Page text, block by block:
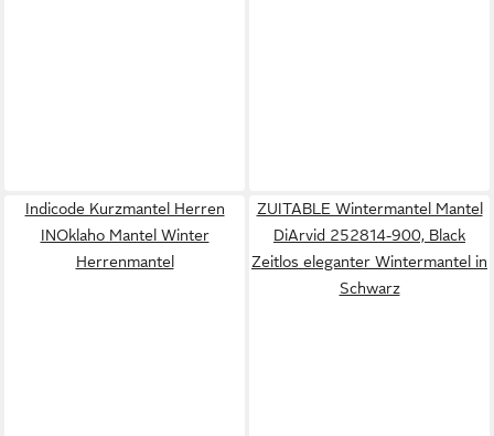
Indicode Kurzmantel Herren
INOklaho Mantel Winter
Herrenmantel
ZUITABLE Wintermantel Mantel
DiArvid 252814-900, Black
Zeitlos eleganter Wintermantel in
Schwarz